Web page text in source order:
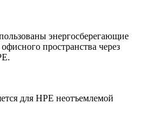
энергосберегающие
пространства через
для НРЕ неотъемлемой